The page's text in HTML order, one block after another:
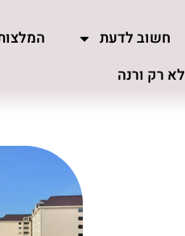
חשוב לדעת
לא רק ורנה